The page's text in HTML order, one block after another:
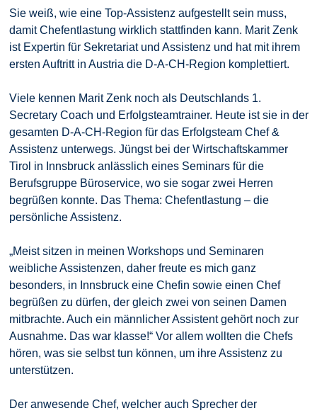
Sie weiß, wie eine Top-Assistenz aufgestellt sein muss,
damit Chefentlastung wirklich stattfinden kann. Marit Zenk
ist Expertin für Sekretariat und Assistenz und hat mit ihrem
ersten Auftritt in Austria die D-A-CH-Region komplettiert.
Viele kennen Marit Zenk noch als Deutschlands 1.
Secretary Coach und Erfolgsteamtrainer. Heute ist sie in der
gesamten D-A-CH-Region für das Erfolgsteam Chef &
Assistenz unterwegs. Jüngst bei der Wirtschaftskammer
Tirol in Innsbruck anlässlich eines Seminars für die
Berufsgruppe Büroservice, wo sie sogar zwei Herren
begrüßen konnte. Das Thema: Chefentlastung – die
persönliche Assistenz.
„Meist sitzen in meinen Workshops und Seminaren
weibliche Assistenzen, daher freute es mich ganz
besonders, in Innsbruck eine Chefin sowie einen Chef
begrüßen zu dürfen, der gleich zwei von seinen Damen
mitbrachte. Auch ein männlicher Assistent gehört noch zur
Ausnahme. Das war klasse!“ Vor allem wollten die Chefs
hören, was sie selbst tun können, um ihre Assistenz zu
unterstützen.
Der anwesende Chef, welcher auch Sprecher der